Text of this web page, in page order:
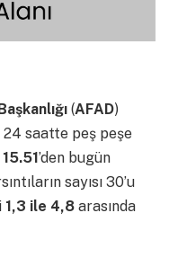
(AFAD)
24 saatte peş peşe
15.51’den bugün
sayısı 30’u
1,3 ile 4,8 arasında